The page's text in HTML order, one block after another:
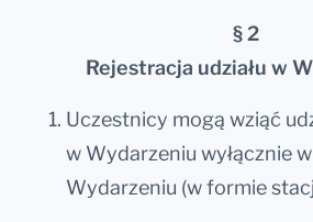
§ 2
Rejestracja udziału w
Uczestnicy mogą wziąć
w Wydarzeniu wyłącznie
Wydarzeniu (w formie